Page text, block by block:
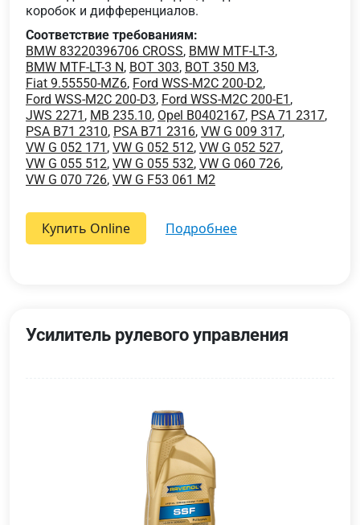
коробок и дифференциалов.
Соответствие требованиям:
BMW 83220396706 CROSS, BMW MTF-LT-3,
BMW MTF-LT-3 N, BOT 303, BOT 350 M3,
Fiat 9.55550-MZ6, Ford WSS-M2C 200-D2,
Ford WSS-M2C 200-D3, Ford WSS-M2C 200-E1 ,
JWS 2271 , MB 235.10, Opel B0402167, PSA 71 2317,
PSA B71 2310, PSA B71 2316, VW G 009 317,
VW G 052 171 , VW G 052 512, VW G 052 527,
VW G 055 512, VW G 055 532, VW G 060 726,
VW G 070 726, VW G F53 061 M2
Купить Online подробнее
Усилитель рулевого управления